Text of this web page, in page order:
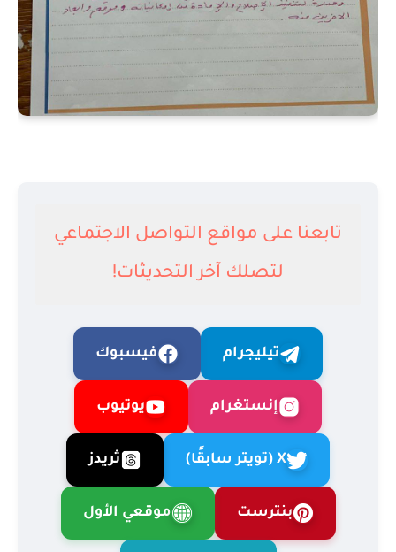
تابعنا على مواقع التواصل الاجتماعي
لتصلك آخر التحديثات!
تيليجرام فيسبوك
إنستغرام يوتيوب
X (تويتر سابقًا) ثريدز
بنترست موقعي الأول